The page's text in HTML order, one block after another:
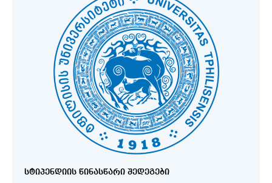
ᲡᲢᲘᲞᲔᲜᲓᲘᲘᲡ ᲬᲘᲜᲐᲡᲬᲐᲠᲘ ᲨᲔᲓᲔᲒᲔᲑᲘ